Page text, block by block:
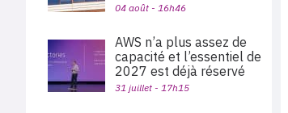
04 août - 16h46
AWS n’a plus assez de
capacité et l’essentiel de
2027 est déjà réservé
31 juillet - 17h15